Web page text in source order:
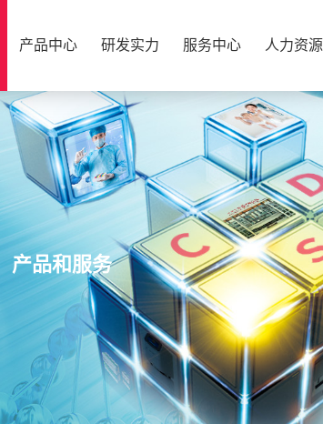
产品中心 研发实力 服务中心 人力资源
产品和服务